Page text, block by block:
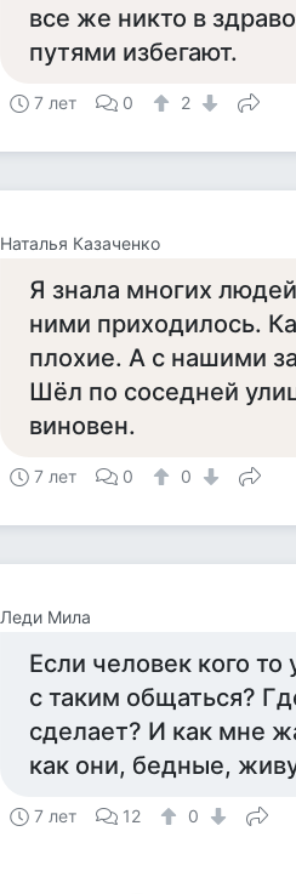
все же никто в
путями избегают.
7 лет 0 2
Наталья Казаченко
Я знала многих
ними приходилось.
плохие. А с нашими
Шёл по соседней
виновен.
7 лет 0 0
Леди Мила
Если человек кого
с таким общаться?
сделает? И как мне
как они, бедные,
7 лет 12 0